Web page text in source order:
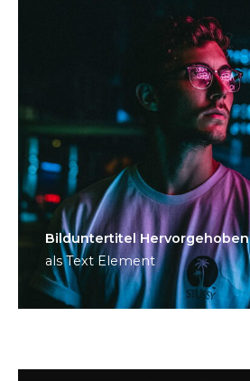
Bild­unter­titel Hervorgehoben
als Text Element